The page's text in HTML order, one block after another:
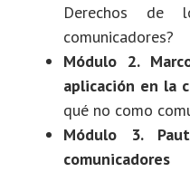
Derechos
comunicadores?
Módulo 2.
aplicación en la
qué no como
Módulo 3.